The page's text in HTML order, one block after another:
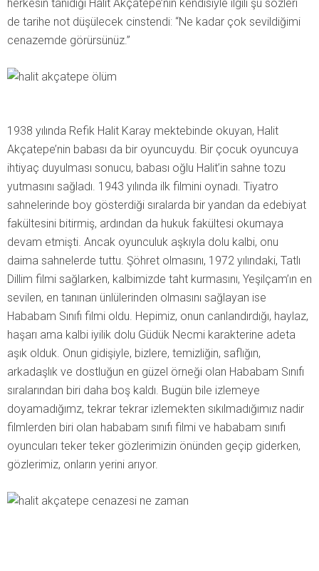
herkesin tanıdığı Halit Akçatepe’nin kendisiyle ilgili şu sözleri
de tarihe not düşülecek cinstendi: “Ne kadar çok sevildiğimi
cenazemde görürsünüz.”
1938 yılında Refik Halit Karay mektebinde okuyan, Halit
Akçatepe’nin babası da bir oyuncuydu. Bir çocuk oyuncuya
ihtiyaç duyulması sonucu, babası oğlu Halit’in sahne tozu
yutmasını sağladı. 1943 yılında ilk filmini oynadı. Tiyatro
sahnelerinde boy gösterdiği sıralarda bir yandan da edebiyat
fakültesini bitirmiş, ardından da hukuk fakültesi okumaya
devam etmişti. Ancak oyunculuk aşkıyla dolu kalbi, onu
daima sahnelerde tuttu. Şöhret olmasını, 1972 yılındaki, Tatlı
Dillim filmi sağlarken, kalbimizde taht kurmasını, Yeşilçam’ın en
sevilen, en tanınan ünlülerinden olmasını sağlayan ise
Hababam Sınıfı filmi oldu. Hepimiz, onun canlandırdığı, haylaz,
haşarı ama kalbi iyilik dolu Güdük Necmi karakterine adeta
aşık olduk. Onun gidişiyle, bizlere, temizliğin, saflığın,
arkadaşlık ve dostluğun en güzel örneği olan Hababam Sınıfı
sıralarından biri daha boş kaldı. Bugün bile izlemeye
doyamadığımz, tekrar tekrar izlemekten sıkılmadığımız nadir
filmlerden biri olan hababam sınıfı filmi ve hababam sınıfı
oyuncuları teker teker gözlerimizin önünden geçip giderken,
gözlerimiz, onların yerini arıyor.